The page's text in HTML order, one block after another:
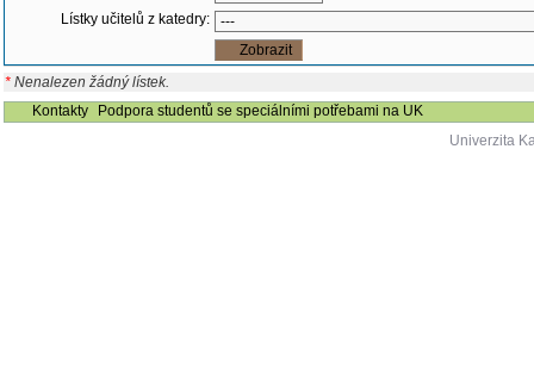
Lístky učitelů z katedry:
* Nenalezen žádný lístek.
Kontakty
Podpora studentů se speciálními potřebami na UK
Univerzita